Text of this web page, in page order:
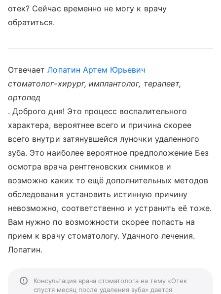
отек? Сейчас временно не могу к врачу
обратиться.
ОтвечаетЛопатин Артем Юрьевич
стоматолог-хирург, имплантолог, терапевт,
ортопед
. Доброго дня! Это процесс воспалительного
характера, вероятнее всего и причина скорее
всего внутри затянувшейся луночки удаленного
зуба. Это наиболее вероятное предположение Без
осмотра врача рентгеновских снимков и
возможно каких то ещё дополнительных методов
обследования установить истинную причину
невозможно, соответственно и устранить её тоже.
Вам нужно по возможности скорее попасть на
прием к врачу стоматологу. Удачного лечения.
Лопатин.
Консультация врача стоматолога на тему «Отек
спустя месяц после удаления зуба» дается